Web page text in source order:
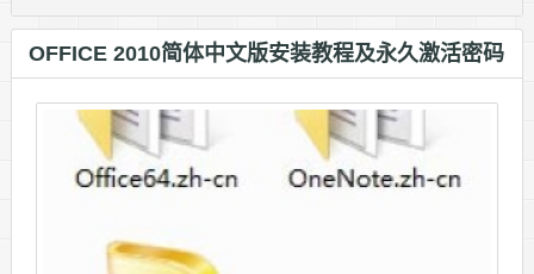
OFFICE 2010简体中文版安装教程及永久激活密码